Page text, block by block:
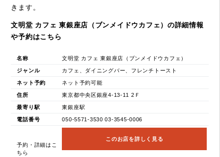
きます。
文明堂 カフェ 東銀座店（ブンメイドウカフェ）の詳細情報
や予約はこちら
名称 文明堂 カフェ 東銀座店（ブンメイドウカフェ）
ジャンル カフェ、ダイニングバー、フレンチトースト
ネット予約 ネット予約可能
住所 東京都中央区銀座4-13-11 2Ｆ
最寄り駅 東銀座駅
電話番号 050-5571-3530 03-3545-0006
予約・詳細はこ
ちら
このお店を詳しく見る